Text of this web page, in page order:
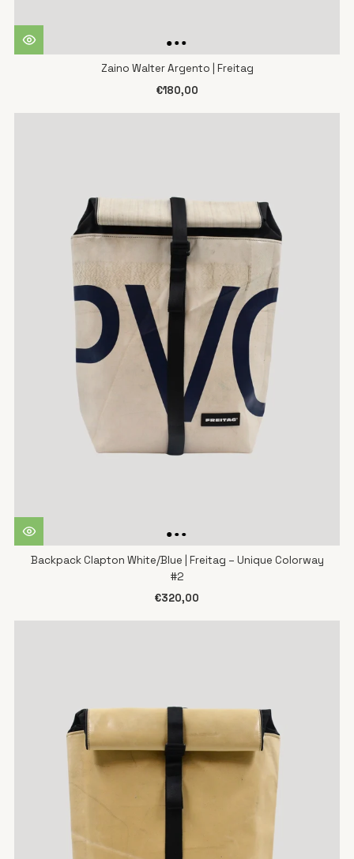
Zaino Walter Argento | Freitag
€180,00
Backpack Clapton White/Blue | Freitag – Unique Colorway
#2
€320,00